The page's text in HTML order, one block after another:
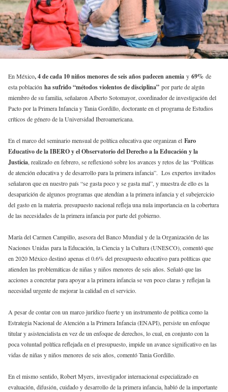
En México, 4 de cada 10 niños menores de seis años padecen anemia y 69% de
esta población ha sufrido “métodos violentos de disciplina” por parte de algún
miembro de su familia, señalaron Alberto Sotomayor, coordinador de investigación del
Pacto por la Primera Infancia y Tania Gordillo, doctorante en el programa de Estudios
críticos de género de la Universidad Iberoamericana.
En el marco del seminario mensual de política educativa que organizan el Faro
Educativo de la IBERO y el Observatorio del Derecho a la Educación y la
Justicia, realizado en febrero, se reflexionó sobre los avances y retos de las “Políticas
de atención educativa y de desarrollo para la primera infancia”. Los expertos invitados
señalaron que en nuestro país “se gasta poco y se gasta mal”, y muestra de ello es la
desaparición de algunos programas que atendían a la primera infancia y el subejercicio
del gasto en la materia. presupuesto nacional refleja una nula importancia en la cobertura
de las necesidades de la primera infancia por parte del gobierno.
María del Carmen Campillo, asesora del Banco Mundial y de la Organización de las
Naciones Unidas para la Educación, la Ciencia y la Cultura (UNESCO), comentó que
en 2020 México destinó apenas el 0.6% del presupuesto educativo para políticas que
atienden las problemáticas de niñas y niños menores de seis años. Señaló que las
acciones a concretar para apoyar a la primera infancia se ven poco claras y reflejan la
necesidad urgente de mejorar la calidad en el servicio.
A pesar de contar con un marco jurídico fuerte y un instrumento de política como la
Estrategia Nacional de Atención a la Primera Infancia (ENAPI), persiste un enfoque
titular y asistencialista en vez de un enfoque de derechos, lo cual, en conjunto con la
poca voluntad política reflejada en el presupuesto, impide un avance significativo en las
vidas de niñas y niños menores de seis años, comentó Tania Gordillo.
En el mismo sentido, Robert Myers, investigador internacional especializado en
evaluación, difusión, cuidado y desarrollo de la primera infancia, habló de la importante